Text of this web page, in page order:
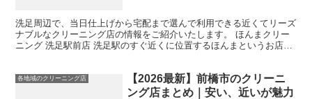
洗足周辺で、当日仕上げから宅配まで選んで利用できる近くてリーズ
ナブルなクリーニング店の情報をご紹介いたします。 ほんまクリー
ニング 洗足駅前店 洗足駅のすぐ近くに位置するほんまというお店
各地域のクリーニング店
【2026最新】前橋市のクリーニ
ング店まとめ｜安い、近いが魅力